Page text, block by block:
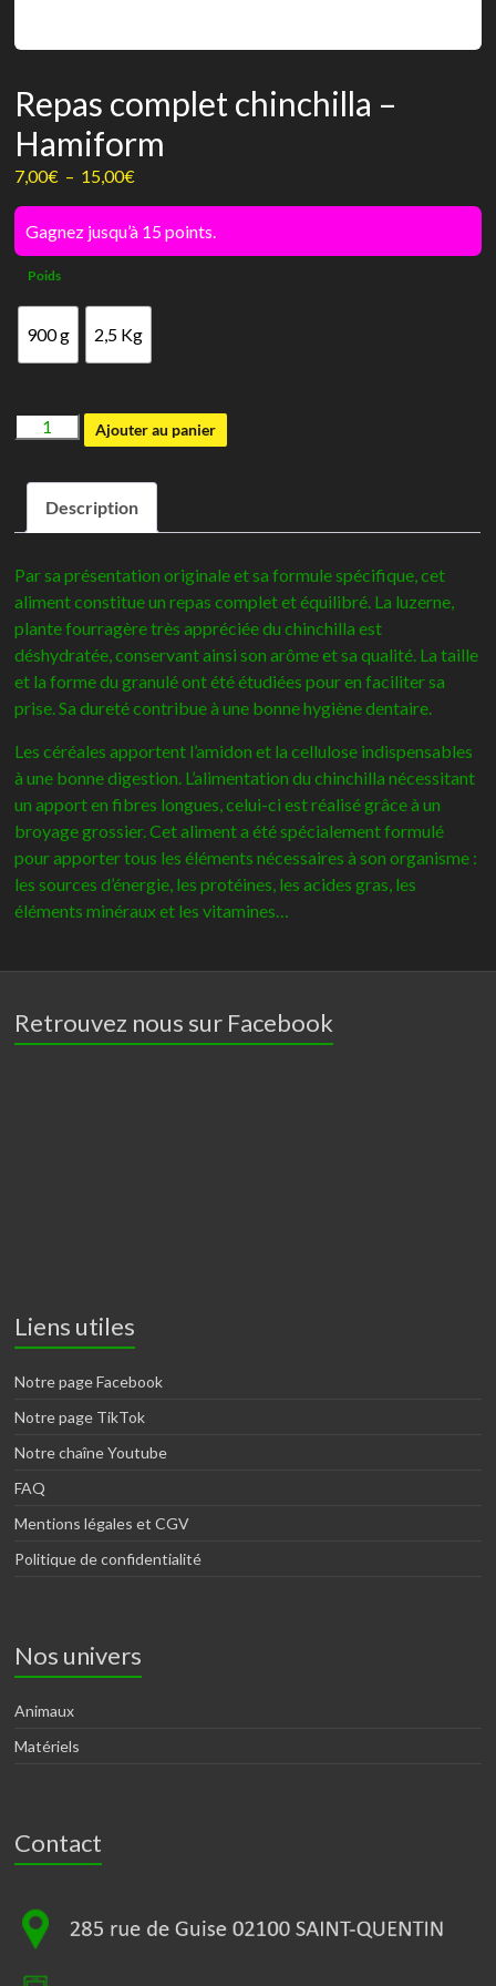
Repas complet chinchilla –
Hamiform
7,00€ – 15,00€
de
prix :
7,00€
15,00€
Gagnez jusqu’à 15 points.
Poids
900 g 2,5 Kg
quantité
Repas
complet
chinchilla
Hamiform
Ajouter au panier
Description
Par sa présentation originale et sa formule spécifique, cet
aliment constitue un repas complet et équilibré. La luzerne,
plante fourragère très appréciée du chinchilla est
déshydratée, conservant ainsi son arôme et sa qualité. La taille
et la forme du granulé ont été étudiées pour en faciliter sa
prise. Sa dureté contribue à une bonne hygiène dentaire.
Les céréales apportent l’amidon et la cellulose indispensables
à une bonne digestion. L’alimentation du chinchilla nécessitant
un apport en fibres longues, celui-ci est réalisé grâce à un
broyage grossier. Cet aliment a été spécialement formulé
pour apporter tous les éléments nécessaires à son organisme :
les sources d’énergie, les protéines, les acides gras, les
éléments minéraux et les vitamines…
Retrouvez nous sur Facebook
Liens utiles
Notre page Facebook
Notre page TikTok
Notre chaîne Youtube
FAQ
Mentions légales et CGV
Politique de confidentialité
Nos univers
Animaux
Matériels
Contact